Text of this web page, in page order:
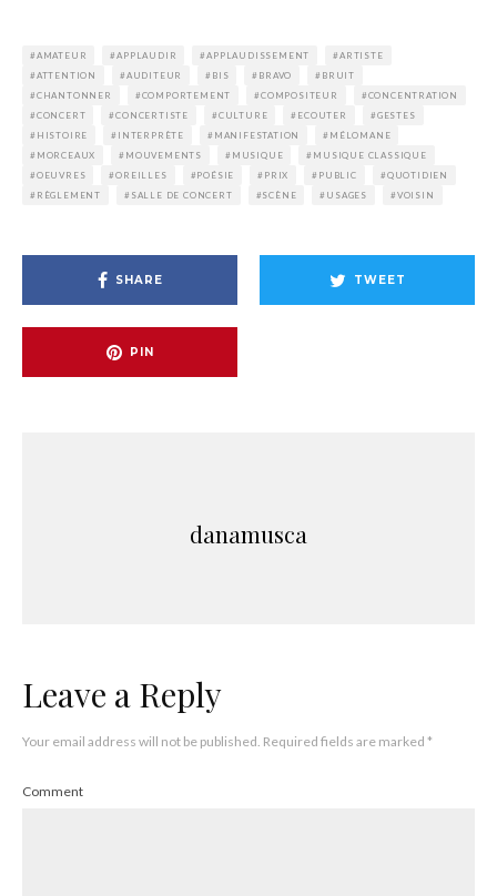
AMATEUR APPLAUDIR APPLAUDISSEMENT
ARTISTE
ATTENTION
AUDITEUR BIS BRAVO
BRUIT
CHANTONNER
COMPORTEMENT COMPOSITEUR
CONCENTRATION
CONCERT
CONCERTISTE CULTURE ECOUTER
GESTES
HISTOIRE
INTERPRÈTE MANIFESTATION
MÉLOMANE
MORCEAUX
MOUVEMENTS MUSIQUE
MUSIQUE CLASSIQUE
OEUVRES
OREILLES POÉSIE PRIX PUBLIC
QUOTIDIEN
RÈGLEMENT
SALLE DE CONCERT SCÈNE USAGES VOISIN
SHARE TWEET
PIN
danamusca
Leave a Reply
Your email address will not be published. Required fields are marked *
Comment